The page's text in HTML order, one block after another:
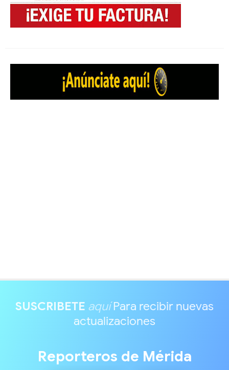
SUSCRIBETE aquíPara recibir nuevas
actualizaciones
Reporteros de Mérida